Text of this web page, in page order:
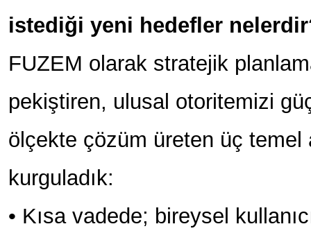
istediği yeni hedefler
FUZEM olarak stratejik
pekiştiren, ulusal otoritemizi
ölçekte çözüm üreten üç temel
kurguladık:
• Kısa vadede; bireysel